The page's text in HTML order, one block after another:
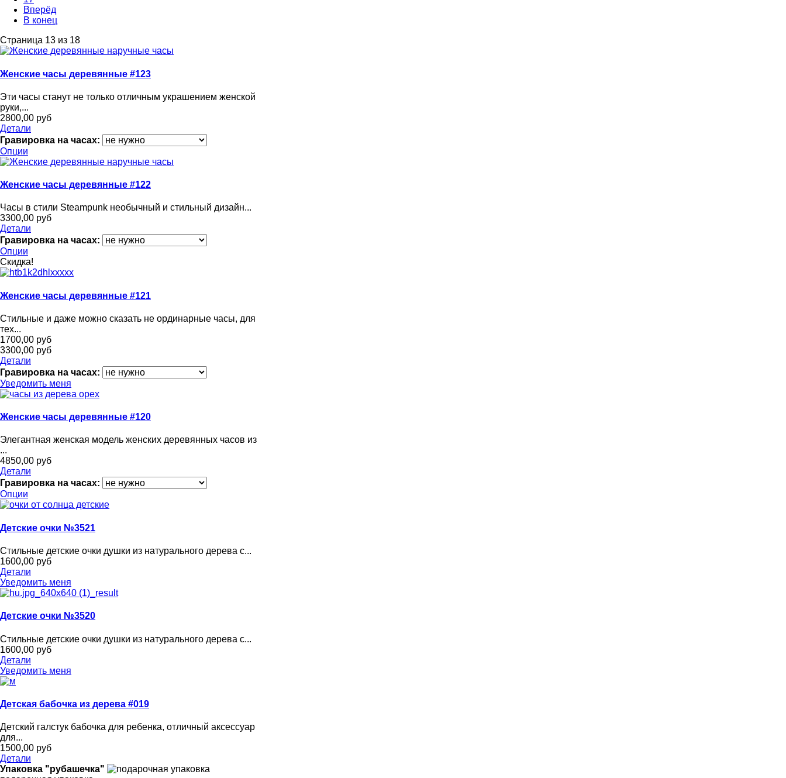
Вперёд
В конец
Страница 13 из 18
Женские часы деревянные #123
Эти часы станут не только отличным украшением женской
руки,...
2800,00 руб
Детали
Гравировка на часах:
Опции
Женские часы деревянные #122
Часы в стили Steampunk необычный и стильный дизайн...
3300,00 руб
Детали
Гравировка на часах:
Опции
Скидка!
Женские часы деревянные #121
Стильные и даже можно сказать не ординарные часы, для
тех...
1700,00 руб
3300,00 руб
Детали
Гравировка на часах:
Уведомить меня
Женские часы деревянные #120
Элегантная женская модель женских деревянных часов из
...
4850,00 руб
Детали
Гравировка на часах:
Опции
Детские очки №3521
Стильные детские очки душки из натурального дерева с...
1600,00 руб
Детали
Уведомить меня
Детские очки №3520
Стильные детские очки душки из натурального дерева с...
1600,00 руб
Детали
Уведомить меня
Детская бабочка из дерева #019
Детский галстук бабочка для ребенка, отличный аксессуар
для...
1500,00 руб
Детали
Упаковка "рубашечка"